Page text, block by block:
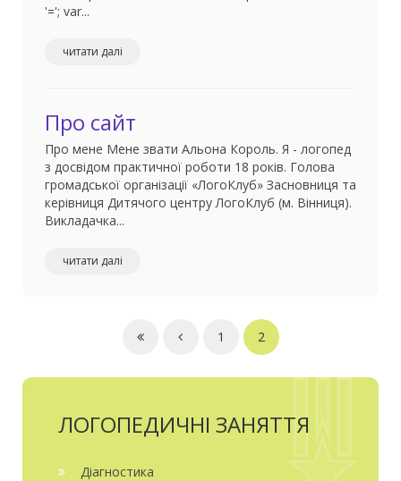
'='; var...
читати далі
Про сайт
Про мене Мене звати Альона Король. Я - логопед
з досвідом практичної роботи 18 років. Голова
громадської організації «ЛогоКлуб» Засновниця та
керівниця Дитячого центру ЛогоКлуб (м. Вінниця).
Викладачка...
читати далі
1 2
ЛОГОПЕДИЧНІ ЗАНЯТТЯ
Діагностика